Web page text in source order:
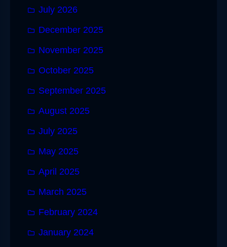
July 2026
December 2025
November 2025
October 2025
September 2025
August 2025
July 2025
May 2025
April 2025
March 2025
February 2024
January 2024